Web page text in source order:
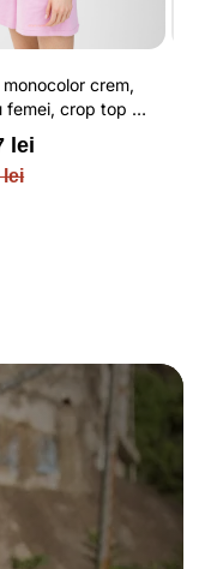
crem,
femei, crop top si
slim 4F
lei
lei